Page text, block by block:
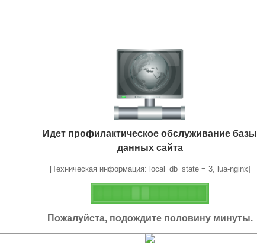
Идет профилактическое обслуживание базы
данных сайта
[Техническая информация: local_db_state = 3, lua-nginx]
Пожалуйста, подождите половину минуты.